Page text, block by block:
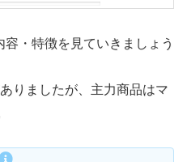
・特徴を見ていきましょう
りましたが、主力商品はマ